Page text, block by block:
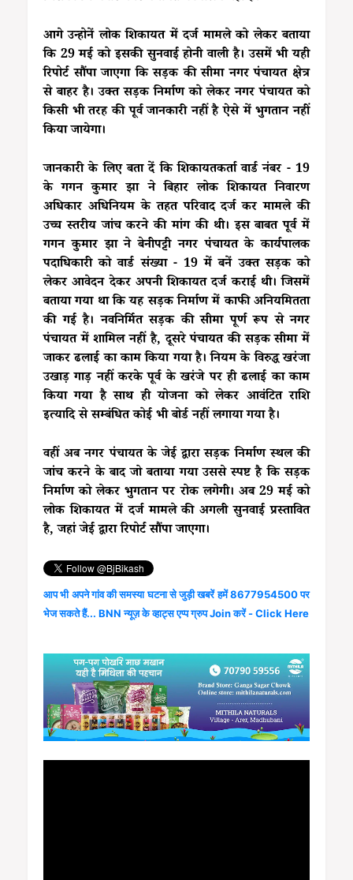
आगे उन्होनें लोक शिकायत में दर्ज मामले को लेकर बताया
कि 29 मई को इसकी सुनवाई होनी वाली है। उसमें भी यही
रिपोर्ट सौंपा जाएगा कि सड़क की सीमा नगर पंचायत क्षेत्र
से बाहर है। उक्त सड़क निर्माण को लेकर नगर पंचायत को
किसी भी तरह की पूर्व जानकारी नहीं है ऐसे में भुगतान नहीं
किया जायेगा।
जानकारी के लिए बता दें कि शिकायतकर्ता वार्ड नंबर - 19
के गगन कुमार झा ने बिहार लोक शिकायत निवारण
अधिकार अधिनियम के तहत परिवाद दर्ज कर मामले की
उच्च स्तरीय जांच करने की मांग की थी। इस बाबत पूर्व में
गगन कुमार झा ने बेनीपट्टी नगर पंचायत के कार्यपालक
पदाधिकारी को वार्ड संख्या - 19 में बनें उक्त सड़क को
लेकर आवेदन देकर अपनी शिकायत दर्ज कराई थी। जिसमें
बताया गया था कि यह सड़क निर्माण में काफी अनियमितता
की गई है। नवनिर्मित सड़क की सीमा पूर्ण रूप से नगर
पंचायत में शामिल नहीं है, दूसरे पंचायत की सड़क सीमा में
जाकर ढलाई का काम किया गया है। नियम के विरुद्ध खरंजा
उखाड़ गाड़ नहीं करके पूर्व के खरंजे पर ही ढलाई का काम
किया गया है साथ ही योजना को लेकर आवंटित राशि
इत्यादि से सम्बंधित कोई भी बोर्ड नहीं लगाया गया है।
वहीं अब नगर पंचायत के जेई द्वारा सड़क निर्माण स्थल की
जांच करने के बाद जो बताया गया उससे स्पष्ट है कि सड़क
निर्माण को लेकर भुगतान पर रोक लगेगी। अब 29 मई को
लोक शिकायत में दर्ज मामले की अगली सुनवाई प्रस्तावित
है, जहां जेई द्वारा रिपोर्ट सौंपा जाएगा।
आप भी अपने गांव की समस्या घटना से जुड़ी खबरें हमें 8677954500 पर
भेज सकते हैं... BNN न्यूज़ के व्हाट्स एप्प ग्रुप Join करें - Click Here